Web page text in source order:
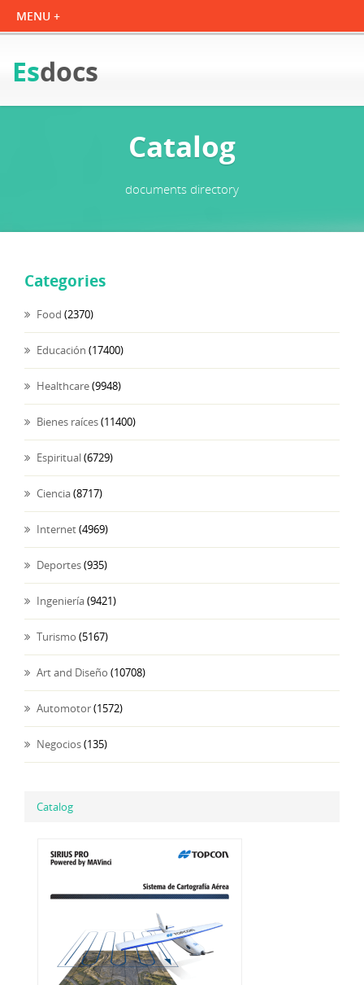
Esdocs
Catalog
documents directory
Categories
Food (2370)
Educación (17400)
Healthcare(9948)
Bienes raíces(11400)
Espiritual(6729)
Ciencia(8717)
Internet(4969)
Deportes(935)
Ingeniería(9421)
Turismo (5167)
Art and Diseño (10708)
Automotor(1572)
Negocios(135)
Catalog